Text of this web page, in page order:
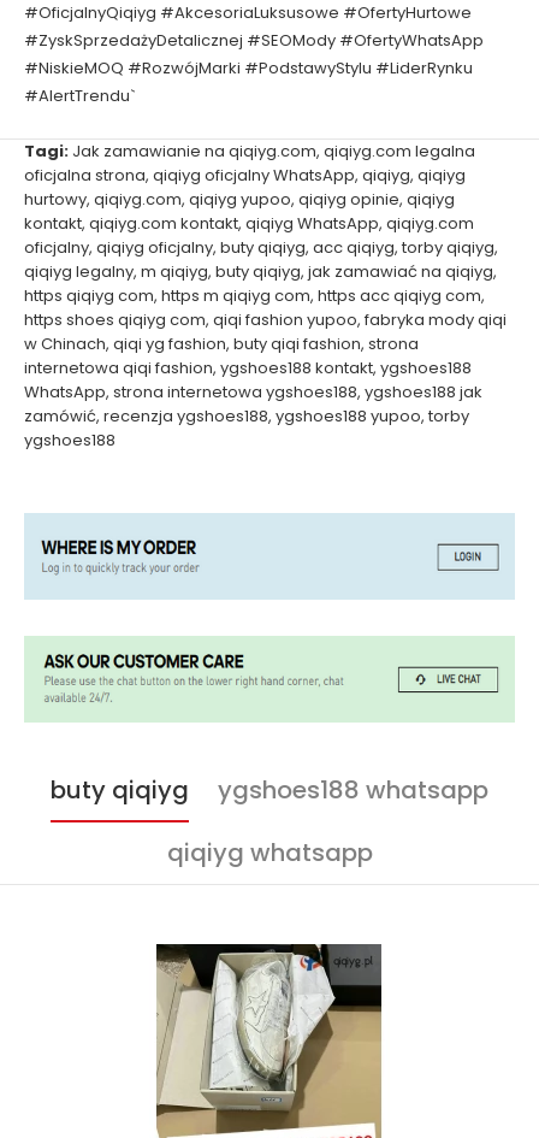
#OficjalnyQiqiyg #AkcesoriaLuksusowe #OfertyHurtowe
#ZyskSprzedażyDetalicznej #SEOMody #OfertyWhatsApp
#NiskieMOQ #RozwójMarki #PodstawyStylu #LiderRynku
#AlertTrendu`
Tagi: Jak zamawianie na qiqiyg.com, qiqiyg.com legalna
oficjalna strona, qiqiyg oficjalny WhatsApp, qiqiyg, qiqiyg
hurtowy, qiqiyg.com, qiqiyg yupoo, qiqiyg opinie, qiqiyg
kontakt, qiqiyg.com kontakt, qiqiyg WhatsApp, qiqiyg.com
oficjalny, qiqiyg oficjalny, buty qiqiyg, acc qiqiyg, torby qiqiyg,
qiqiyg legalny, m qiqiyg, buty qiqiyg, jak zamawiać na qiqiyg,
https qiqiyg com, https m qiqiyg com, https acc qiqiyg com,
https shoes qiqiyg com, qiqi fashion yupoo, fabryka mody qiqi
w Chinach, qiqi yg fashion, buty qiqi fashion, strona
internetowa qiqi fashion, ygshoes188 kontakt, ygshoes188
WhatsApp, strona internetowa ygshoes188, ygshoes188 jak
zamówić, recenzja ygshoes188, ygshoes188 yupoo, torby
ygshoes188
buty qiqiyg
ygshoes188 whatsapp
qiqiyg whatsapp